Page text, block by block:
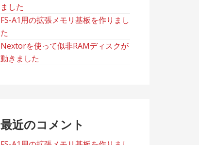
ました
FS-A1用の拡張メモリ基板を作りまし
た
Nextorを使って似非RAMディスクが
動きました
最近のコメント